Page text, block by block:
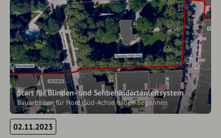
Start für Blinden- und Sehbehindertenleitsystem
Bauarbeiten für Nord-Süd-Achse haben begonnen
02.11.2023